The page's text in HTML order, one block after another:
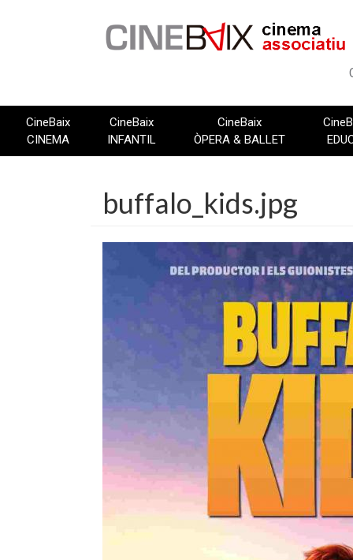
CineBaix
CINEMA
CineBaix
INFANTIL
CineBaix
ÒPERA & BALLET
buffalo_kids.jpg